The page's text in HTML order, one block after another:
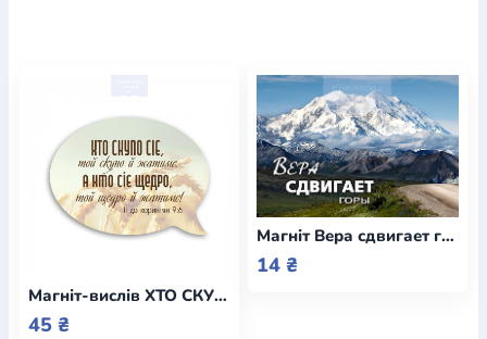
Магніт-вислів ХТО СКУПО СІЄ
45 ₴
Магніт Вера сдвигает горы / малий / Коберник
14 ₴